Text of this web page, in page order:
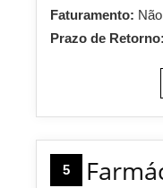
Faturamento:
Prazo de Retorno:
5